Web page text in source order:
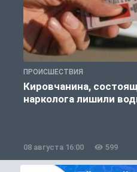
ПРОИСШЕСТВИЯ
Кировчанина,
нарколога лишили
08 августа 16:00 599